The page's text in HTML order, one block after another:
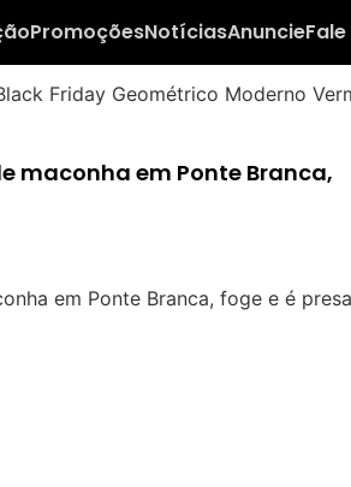
PromoçõesNotíciasAnuncie
maconha em Ponte Branca,